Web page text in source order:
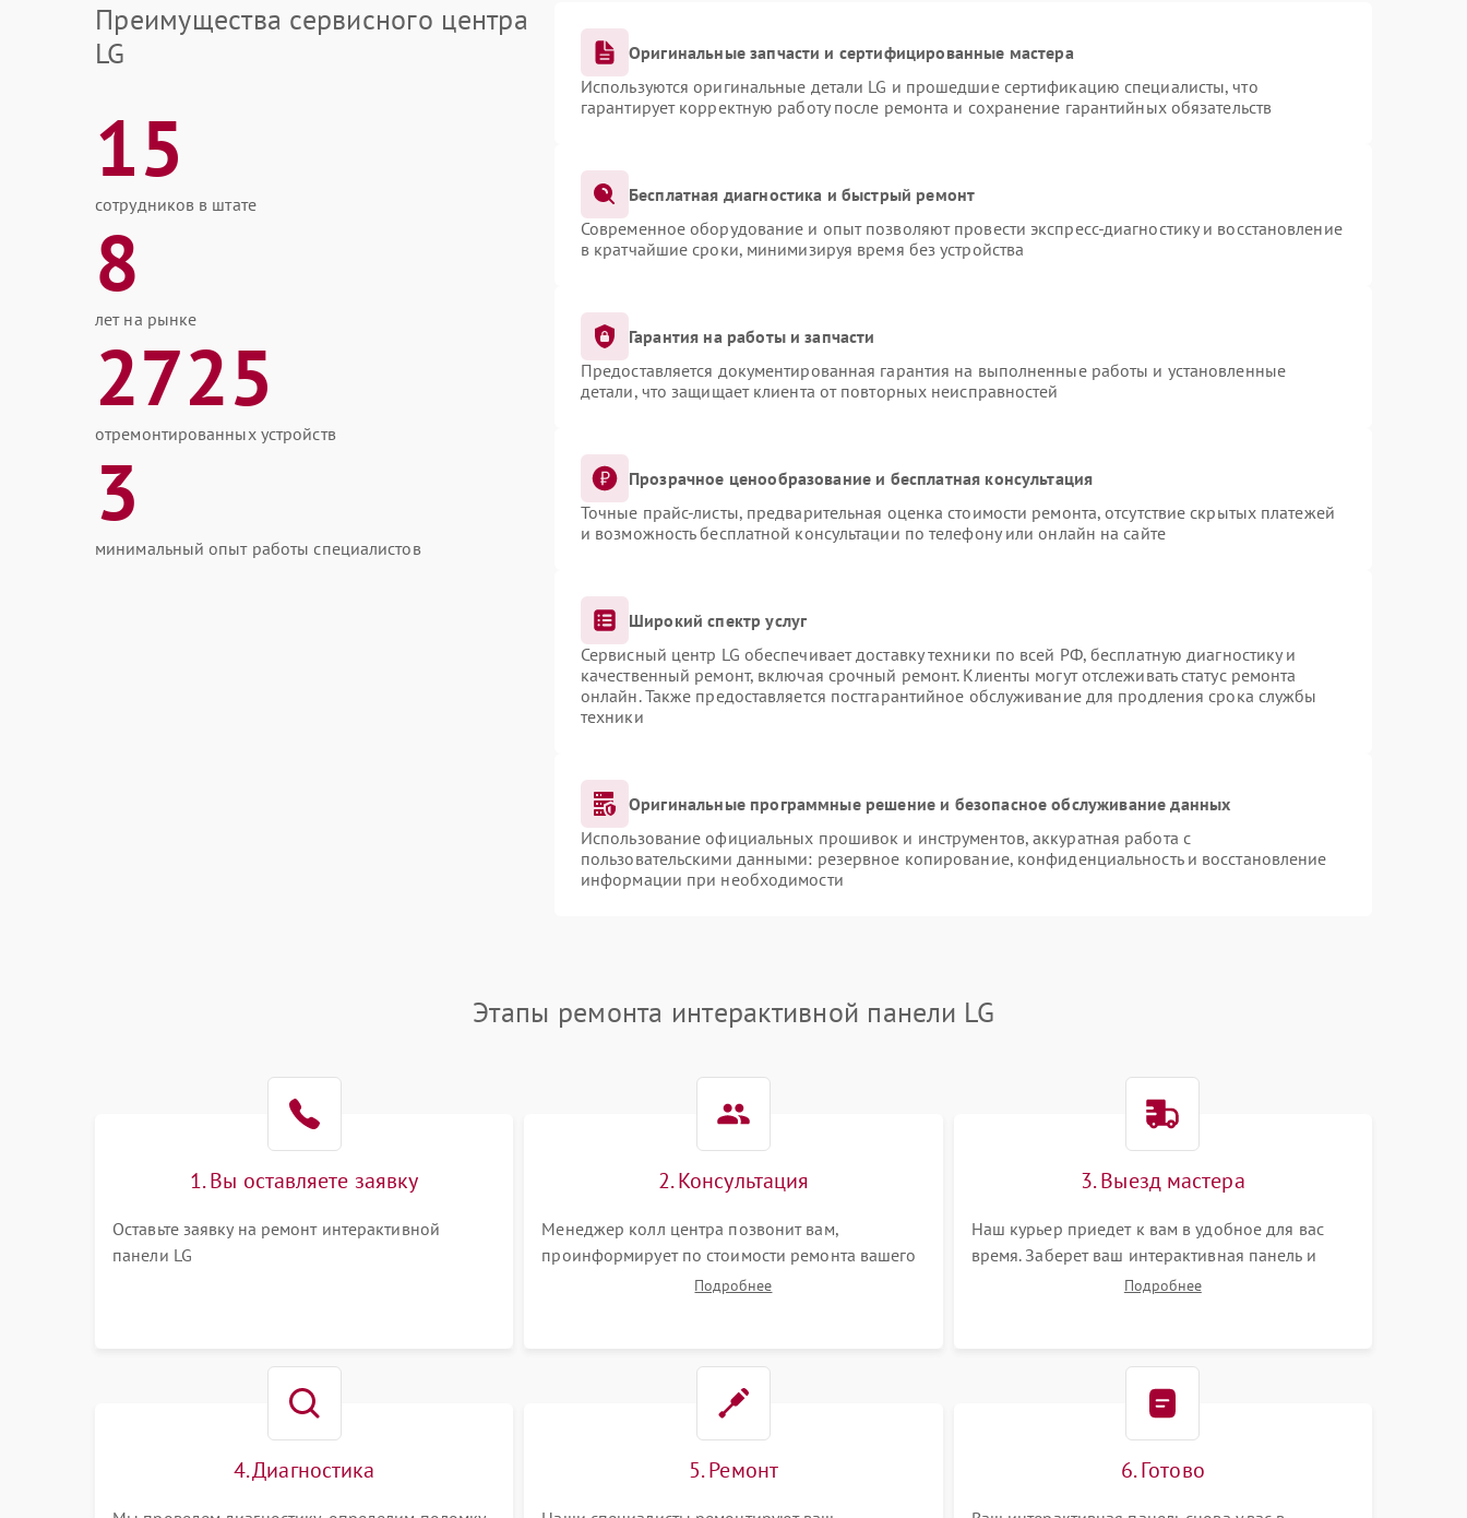
Преимущества сервисного центра
LG
15
сотрудников в штате
8
лет на рынке
2725
отремонтированных устройств
3
минимальный опыт работы специалистов
Оригинальные запчасти и сертифицированные мастера
Используются оригинальные детали LG и прошедшие сертификацию специалисты, что
гарантирует корректную работу после ремонта и сохранение гарантийных обязательств
Бесплатная диагностика и быстрый ремонт
Современное оборудование и опыт позволяют провести экспресс-диагностику и восстановление
в кратчайшие сроки, минимизируя время без устройства
Гарантия на работы и запчасти
Предоставляется документированная гарантия на выполненные работы и установленные
детали, что защищает клиента от повторных неисправностей
Прозрачное ценообразование и бесплатная консультация
Точные прайс-листы, предварительная оценка стоимости ремонта, отсутствие скрытых платежей
и возможность бесплатной консультации по телефону или онлайн на сайте
Широкий спектр услуг
Сервисный центр LG обеспечивает доставку техники по всей РФ, бесплатную диагностику и
качественный ремонт, включая срочный ремонт. Клиенты могут отслеживать статус ремонта
онлайн. Также предоставляется постгарантийное обслуживание для продления срока службы
техники
Оригинальные программные решение и безопасное обслуживание данных
Использование официальных прошивок и инструментов, аккуратная работа с
пользовательскими данными: резервное копирование, конфиденциальность и восстановление
информации при необходимости
Этапы ремонта интерактивной панели LG
1. Вы оставляете заявку
Оставьте заявку на ремонт интерактивной
панели LG
2. Консультация
Менеджер колл центра позвонит вам,
проинформирует по стоимости ремонта вашего
интерактивной панели а также ответит на все
Подробнее
3. Выезд мастера
Наш курьер приедет к вам в удобное для вас
время. Заберет ваш интерактивная панель и
привезет на склад для диагностики.
Подробнее
4. Диагностика 5. Ремонт 6. Готово